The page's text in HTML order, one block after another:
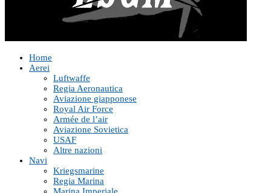
Home
Aerei
Luftwaffe
Regia Aeronautica
Aviazione giapponese
Royal Air Force
Armée de l’air
Aviazione Sovietica
USAF
Altre nazioni
Navi
Kriegsmarine
Regia Marina